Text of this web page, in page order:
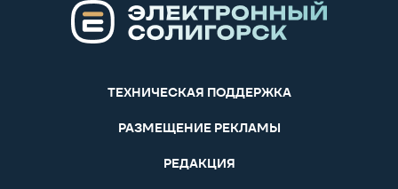
ТЕХНИЧЕСКАЯ ПОДДЕРЖКА
РАЗМЕЩЕНИЕ РЕКЛАМЫ
РЕДАКЦИЯ